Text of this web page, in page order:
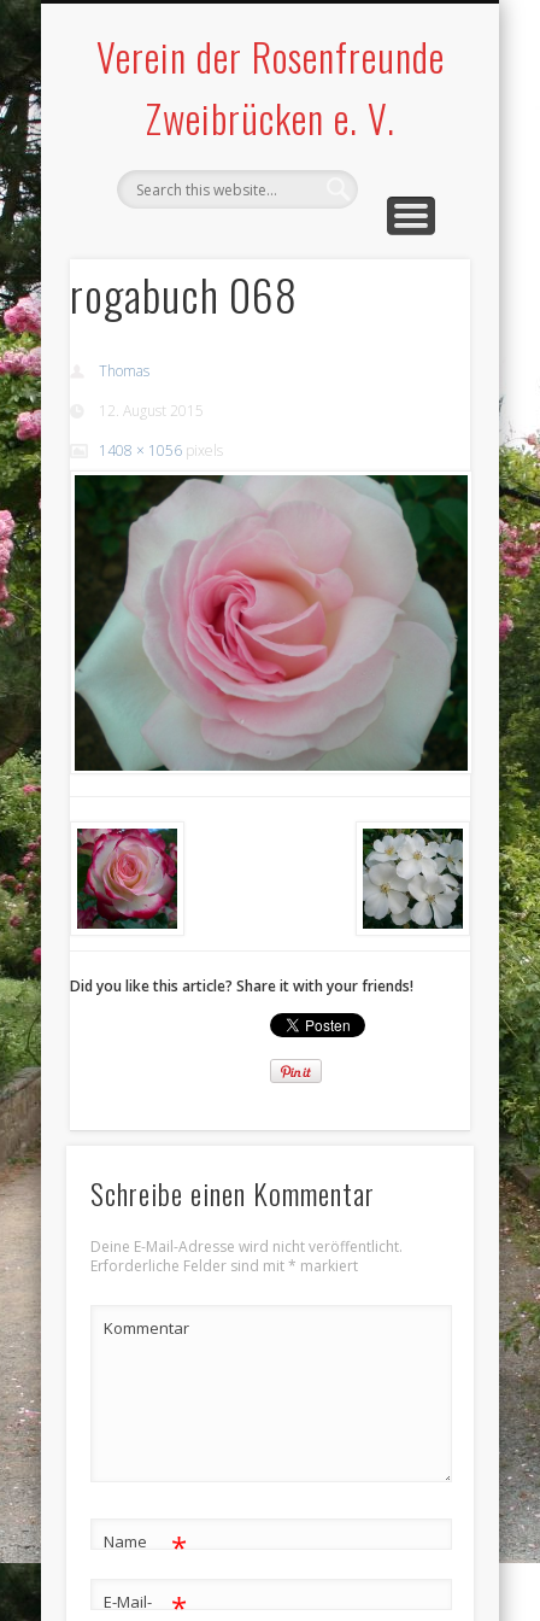
Verein der Rosenfreunde
Zweibrücken e. V.
rogabuch 068
Thomas
12. August 2015
1408 × 1056 pixels
Did you like this article? Share it with your friends!
Schreibe einen Kommentar
Deine E-Mail-Adresse wird nicht veröffentlicht.
Erforderliche Felder sind mit* markiert
Kommentar
Name *
E-Mail- *